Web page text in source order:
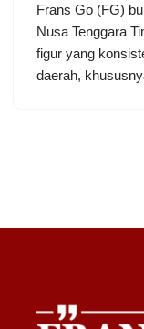
Frans Go (FG)
Nusa Tenggara
figur yang
daerah,